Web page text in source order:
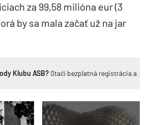
za 99,58 milióna eur (3
by sa mala začať už na jar
Klubu ASB?Stačí bezplatná registrácia a